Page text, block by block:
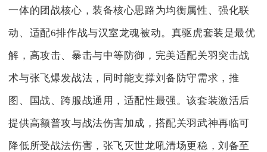
一体的团战核心，装备核心思路为均衡属性、强化联
动、适配6排作战与汉室龙魂被动。真驱虎套装是最优
解，高攻击、暴击与中等防御，完美适配关羽突击战
术与张飞爆发战法，同时能支撑刘备防守需求，推
图、国战、跨服战通用，适配性最强。该套装激活后
提供高额普攻与战法伤害加成，搭配关羽武神再临可
降低所受战法伤害，张飞灭世龙吼清场更稳，刘备至